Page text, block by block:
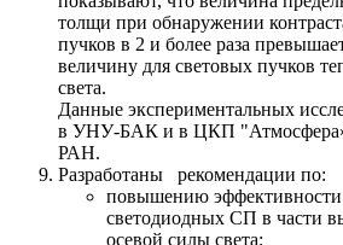
толщи при обнаружении
пучков в 2 и более раза
величину для световых пучков
света.
Данные экспериментальных
в УНУ-БАК и в ЦКП
РАН.
Разработаны рекомендации по:
повышению
светодиодных СП в части
осевой силы света;